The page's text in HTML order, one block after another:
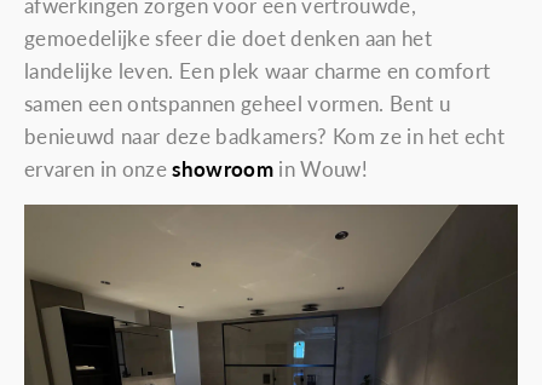
afwerkingen zorgen voor een vertrouwde,
gemoedelijke sfeer die doet denken aan het
landelijke leven. Een plek waar charme en comfort
samen een ontspannen geheel vormen. Bent u
benieuwd naar deze badkamers? Kom ze in het echt
ervaren in onzeshowroomin Wouw!